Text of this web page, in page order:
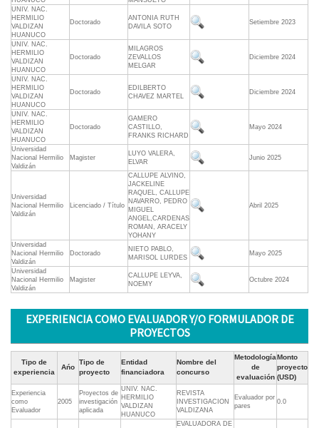
UNIV. NAC.
HERMILIO
VALDIZAN
HUANUCO
Doctorado
ANTONIA RUTH
DAVILA SOTO
Setiembre 2023
UNIV. NAC.
HERMILIO
VALDIZAN
HUANUCO
Doctorado
MILAGROS
ZEVALLOS
MELGAR
Diciembre 2024
UNIV. NAC.
HERMILIO
VALDIZAN
HUANUCO
Doctorado
EDILBERTO
CHAVEZ MARTEL
Diciembre 2024
UNIV. NAC.
HERMILIO
VALDIZAN
HUANUCO
Doctorado
GAMERO
CASTILLO,
FRANKS RICHARD
Mayo 2024
Universidad
Nacional Hermilio
Valdizán
Magister
LUYO VALERA,
ELVAR
Junio 2025
Universidad
Nacional Hermilio
Valdizán
Licenciado / Título
CALLUPE ALVINO,
JACKELINE
RAQUEL, CALLUPE
NAVARRO, PEDRO
MIGUEL
ANGEL,CARDENAS
ROMAN, ARACELY
YOHANY
Abril 2025
Universidad
Nacional Hermilio
Valdizán
Doctorado
NIETO PABLO,
MARISOL LURDES
Mayo 2025
Universidad
Nacional Hermilio
Valdizán
Magister
CALLUPE LEYVA,
NOEMY
Octubre 2024
EXPERIENCIA COMO EVALUADOR Y/O FORMULADOR DE
PROYECTOS
Tipo de
experiencia
Ańo
Tipo de
proyecto
Entidad
financiadora
Nombre del
concurso
Metodología
de
evaluación
Monto
proyecto
(USD)
Experiencia
como
Evaluador
2005
Proyectos de
investigación
aplicada
UNIV. NAC.
HERMILIO
VALDIZAN
HUANUCO
REVISTA
INVESTIGACION
VALDIZANA
Evaluador por
pares
0.0
EVALUADORA DE